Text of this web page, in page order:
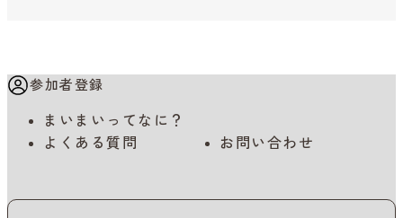
参加者登録
まいまいってなに？
よくある質問
お問い合わせ